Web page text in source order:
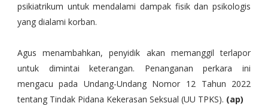
psikiatrikum untuk mendalami dampak fisik dan psikologis
yang dialami korban.
Agus menambahkan, penyidik akan memanggil terlapor
untuk dimintai keterangan. Penanganan perkara ini
mengacu pada Undang-Undang Nomor 12 Tahun 2022
tentang Tindak Pidana Kekerasan Seksual (UU TPKS). (ap)